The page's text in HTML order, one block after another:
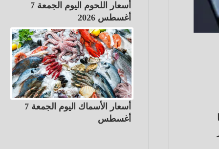
أسعار اللحوم اليوم الجمعة 7
أغسطس 2026
أسعار الأسماك اليوم الجمعة 7
أغسطس